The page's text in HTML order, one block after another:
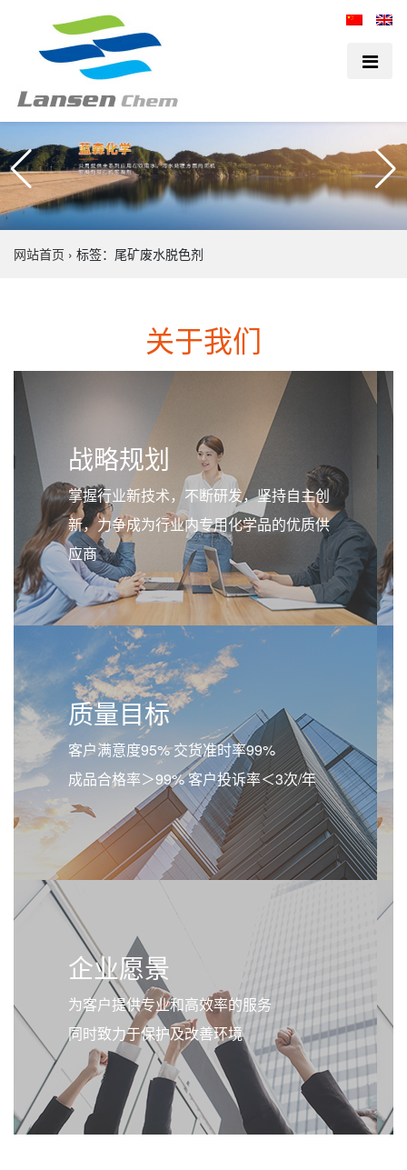
网站首页 › 标签：尾矿废水脱色剂
关于我们
战略规划
掌握行业新技术，不断研发，坚持自主创
新，力争成为行业内专用化学品的优质供
应商
质量目标
客户满意度95% 交货准时率99%
成品合格率＞99% 客户投诉率＜3次/年
企业愿景
为客户提供专业和高效率的服务
同时致力于保护及改善环境